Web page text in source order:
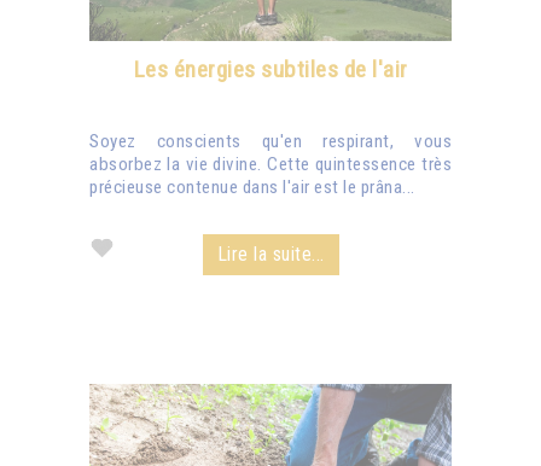
Les énergies subtiles de l'air
Soyez conscients qu'en respirant, vous
absorbez la vie divine. Cette quintessence très
précieuse contenue dans l'air est le prâna...
Lire la suite...